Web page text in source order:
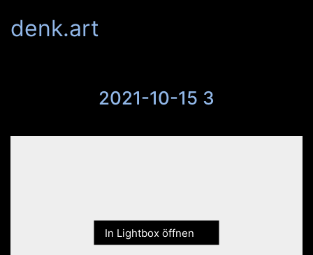
denk.art
2021-10-15 3
In Lightbox öffnen